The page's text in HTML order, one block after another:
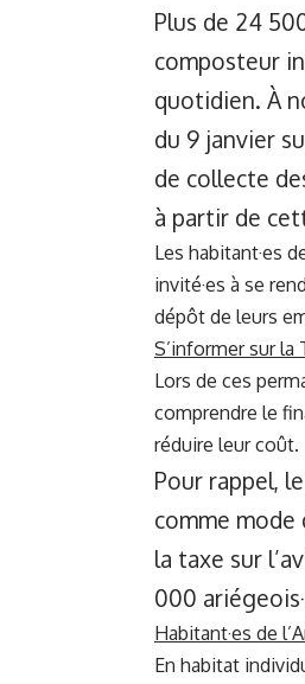
Plus de 24
composteur
quotidien. À
du 9 janvier
de collecte
à partir de
Les habitant·es
invité·es à se
dépôt de leurs
S’informer sur la
Lors de ces
comprendre le
réduire leur coût.
Pour rappel,
comme
la taxe sur
000
Habitant·es de
En habitat